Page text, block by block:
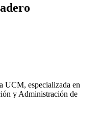
UCM, especializada en
y Administración de